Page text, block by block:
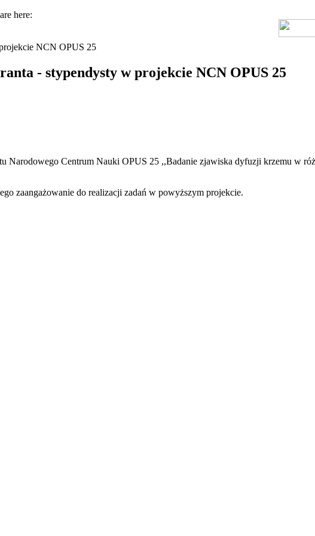
here:
NCN OPUS 25
- stypendysty w projekcie NCN OPUS 25
Narodowego Centrum Nauki OPUS 25 ,,Badanie zjawiska dyfuzji krzemu w
zaangażowanie do realizacji zadań w powyższym projekcie.